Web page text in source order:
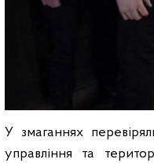
У змаганнях
управління та